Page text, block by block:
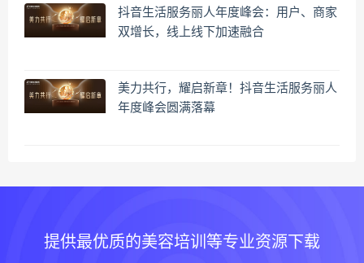
抖音生活服务丽人年度峰会：用户、商家
双增长，线上线下加速融合
美力共行，耀启新章！抖音生活服务丽人
年度峰会圆满落幕
提供最优质的美容培训等专业资源下载